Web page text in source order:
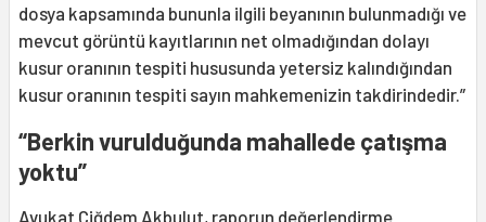
dosya kapsamında bununla ilgili beyanının bulunmadığı ve
mevcut görüntü kayıtlarının net olmadığından dolayı
kusur oranının tespiti hususunda yetersiz kalındığından
kusur oranının tespiti sayın mahkemenizin takdirindedir.”
“Berkin vurulduğunda mahallede çatışma
yoktu”
Avukat Çiğdem Akbulut, raporun değerlendirme